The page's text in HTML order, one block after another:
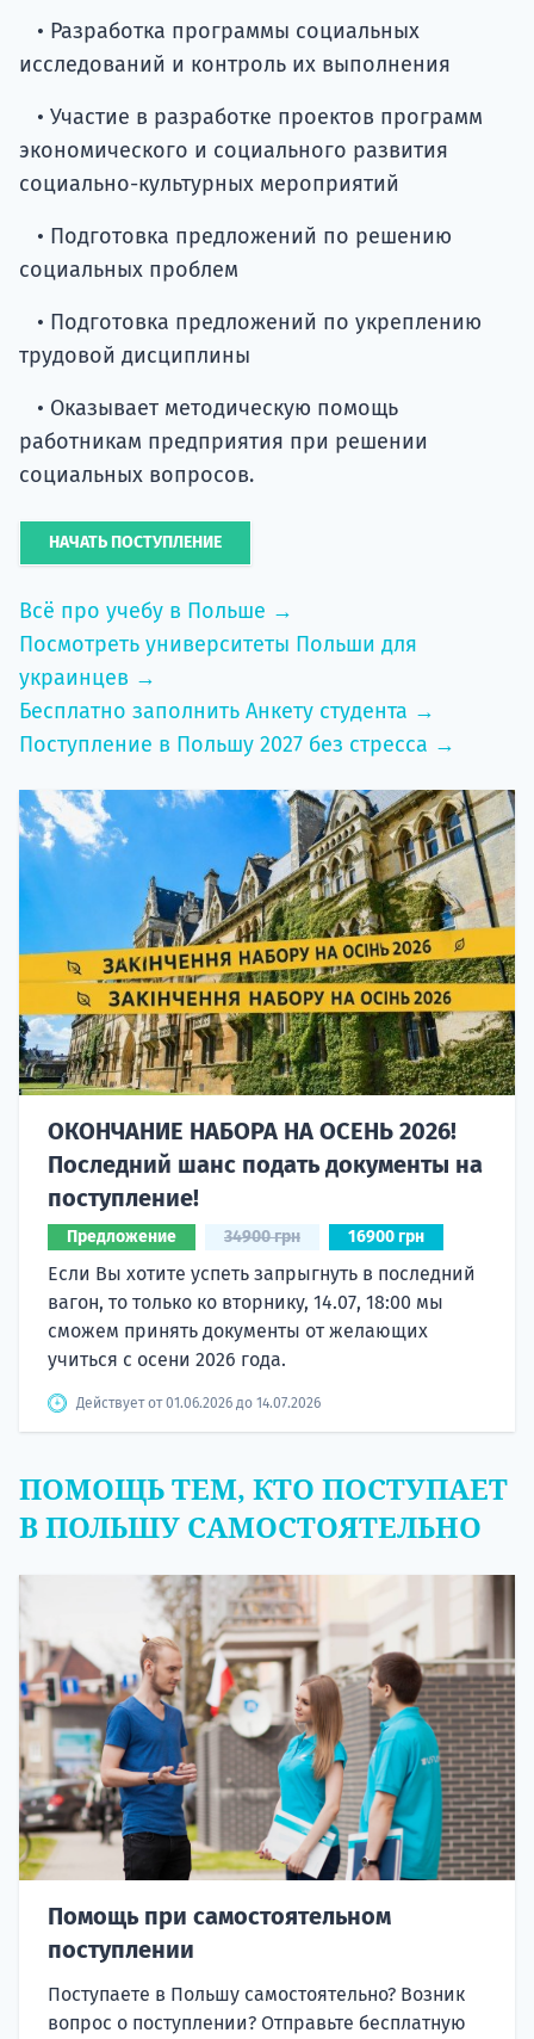
• Разработка программы социальных
исследований и контроль их выполнения
• Участие в разработке проектов программ
экономического и социального развития
социально-культурных мероприятий
• Подготовка предложений по решению
социальных проблем
• Подготовка предложений по укреплению
трудовой дисциплины
• Оказывает методическую помощь
работникам предприятия при решении
социальных вопросов.
НАЧАТЬ ПОСТУПЛЕНИЕ
Всё про учебу в Польше →
Посмотреть университеты Польши для
украинцев →
Бесплатно заполнить Анкету студента →
Поступление в Польшу 2027 без стресса →
ОКОНЧАНИЕ НАБОРА НА ОСЕНЬ 2026!
Последний шанс подать документы на
поступление!
Предложение 34900 грн 16900 грн
Если Вы хотите успеть запрыгнуть в последний
вагон, то только ко вторнику, 14.07, 18:00 мы
сможем принять документы от желающих
учиться с осени 2026 года.
Действует от 01.06.2026 до 14.07.2026
ПОМОЩЬ ТЕМ, КТО ПОСТУПАЕТ
В ПОЛЬШУ САМОСТОЯТЕЛЬНО
Помощь при самостоятельном
поступлении
Поступаете в Польшу самостоятельно? Возник
вопрос о поступлении? Отправьте бесплатную